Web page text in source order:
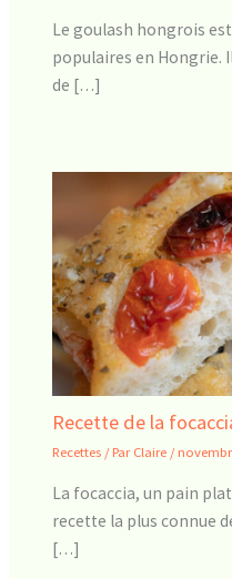
Le goulash hongrois
populaires en Hongrie.
de […]
Recette de la
Recettes / Par Claire /
La focaccia, un pain
recette la plus connue
[…]